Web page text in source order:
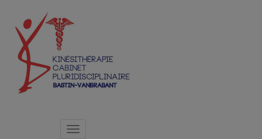
content
Toggle navigation